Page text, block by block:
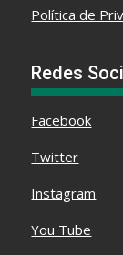
Política de
Redes
Facebook
Twitter
Instagram
You Tube